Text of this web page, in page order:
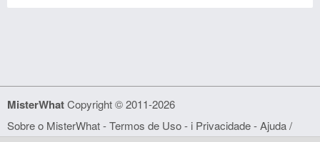
MisterWhatCopyright © 2011-2026
Sobre o MisterWhat-Termos de Uso- i Privacidade-Ajuda /